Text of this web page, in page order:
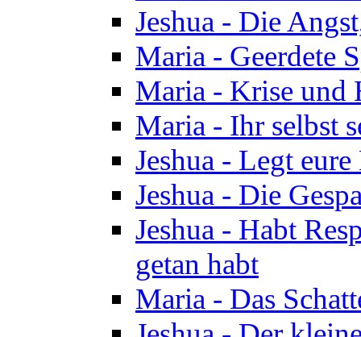
Jeshua - Die
Maria - Geerdete
Maria - Krise und
Maria - Ihr selbst
Jeshua - Legt
Jeshua - Die
Jeshua - Habt
getan habt
Maria - Das